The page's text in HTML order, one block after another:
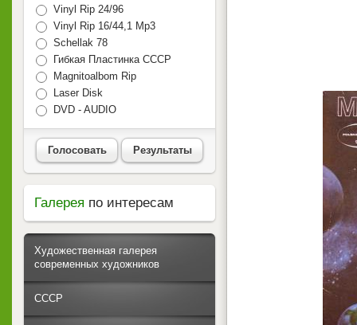
Vinyl Rip 24/96
Vinyl Rip 16/44,1 Mp3
Schellak 78
Гибкая Пластинка СССР
Magnitoalbom Rip
Laser Disk
DVD - AUDIO
Голосовать Результаты
Галерея по интересам
Художественная галерея
современных художников
СССР